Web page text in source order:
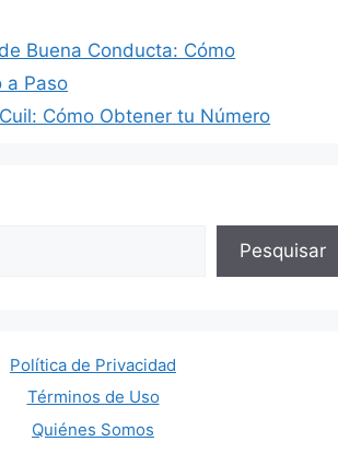
Buena Conducta: Cómo
a Paso
Cómo Obtener tu Número
Pesquisar
Política de Privacidad
Términos de Uso
Quiénes Somos